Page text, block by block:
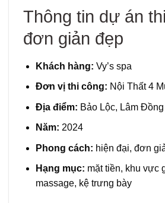
Thông tin dự án
đơn giản đẹp
Khách hàng: Vy’s spa
Đơn vị thi công: Nội Thất 4
Địa điểm: Bảo Lộc, Lâm Đồng
Năm: 2024
Phong cách: hiện đại, đơn
Hạng mục: mặt tiền, khu vực
massage, kệ trưng bày